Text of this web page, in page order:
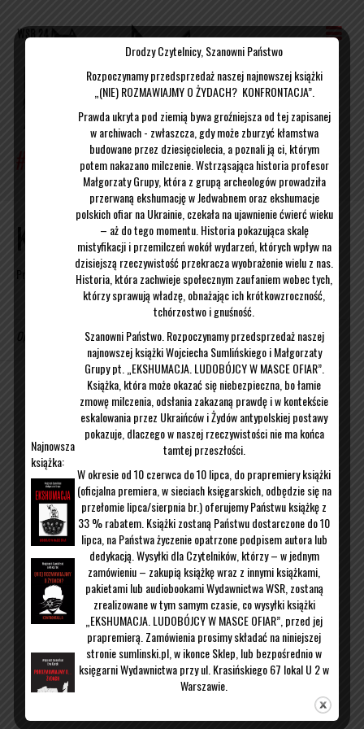
Konkurs
Przez Wojciech Sumliński|01/03/2017
Opublikowane w Uncategorized
Kontakt O mnie
Najnowsza
książka:
Drodzy Czytelnicy, Szanowni Państwo
Rozpoczynamy przedsprzedaż naszej najnowszej książki
„(NIE) ROZMAWIAJMY O ŻYDACH? KONFRONTACJA”.
Prawda ukryta pod ziemią bywa groźniejsza od tej zapisanej
w archiwach - zwłaszcza, gdy może zburzyć kłamstwa
budowane przez dziesięciolecia, a poznali ją ci, którym
potem nakazano milczenie. Wstrząsająca historia profesor
Małgorzaty Grupy, która z grupą archeologów prowadziła
przerwaną ekshumację w Jedwabnem oraz ekshumacje
polskich ofiar na Ukrainie, czekała na ujawnienie ćwierć wieku
– aż do tego momentu. Historia pokazująca skalę
mistyfikacji i przemilczeń wokół wydarzeń, których wpływ na
dzisiejszą rzeczywistość przekracza wyobrażenie wielu z nas.
Historia, która zachwieje społecznym zaufaniem wobec tych,
którzy sprawują władzę, obnażając ich krótkowzroczność,
tchórzostwo i gnuśność.
Szanowni Państwo. Rozpoczynamy przedsprzedaż naszej
najnowszej książki Wojciecha Sumlińskiego i Małgorzaty
Grupy pt. „EKSHUMACJA. LUDOBÓJCY W MASCE OFIAR”.
Książka, która może okazać się niebezpieczna, bo łamie
zmowę milczenia, odsłania zakazaną prawdę i w kontekście
eskalowania przez Ukraińców i Żydów antypolskiej postawy
pokazuje, dlaczego w naszej rzeczywistości nie ma końca
tamtej przeszłości.
W okresie od 10 czerwca do 10 lipca, do prapremiery książki
(oficjalna premiera, w sieciach księgarskich, odbędzie się na
przełomie lipca/sierpnia br.) oferujemy Państwu książkę z
33 % rabatem. Książki zostaną Państwu dostarczone do 10
lipca, na Państwa życzenie opatrzone podpisem autora lub
dedykacją. Wysyłki dla Czytelników, którzy – w jednym
zamówieniu – zakupią książkę wraz z innymi książkami,
pakietami lub audiobookami Wydawnictwa WSR, zostaną
zrealizowane w tym samym czasie, co wysyłki książki
„EKSHUMACJA. LUDOBÓJCY W MASCE OFIAR”, przed jej
prapremierą. Zamówienia prosimy składać na niniejszej
stronie sumlinski.pl, w ikonce Sklep, lub bezpośrednio w
księgarni Wydawnictwa przy ul. Krasińskiego 67 lokal U 2 w
Warszawie.
W celu uzyskania dodatkowych informacji prosimy mail: